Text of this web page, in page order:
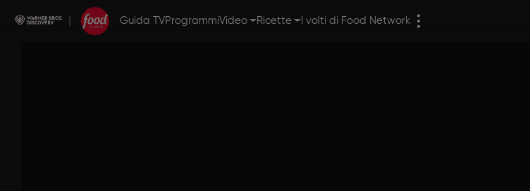
Guida TVProgrammiVideo Ricette I volti di Food Network